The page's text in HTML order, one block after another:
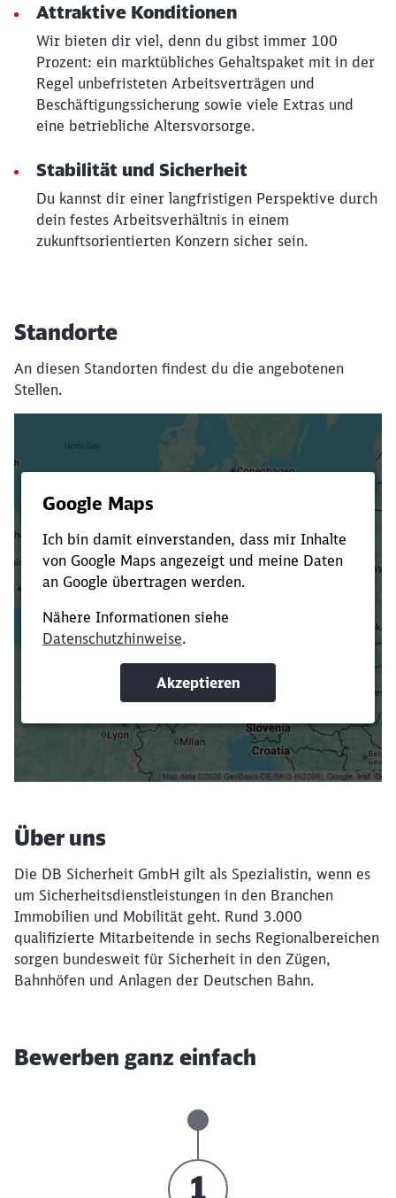
Attraktive Konditionen
Wir bieten dir viel, denn du gibst immer 100
Prozent: ein marktübliches Gehaltspaket mit in der
Regel unbefristeten Arbeitsverträgen und
Beschäftigungssicherung sowie viele Extras und
eine betriebliche Altersvorsorge.
Stabilität und Sicherheit
Du kannst dir einer langfristigen Perspektive durch
dein festes Arbeitsverhältnis in einem
zukunftsorientierten Konzern sicher sein.
Standorte
An diesen Standorten findest du die angebotenen
Stellen.
Verkürze die Ladezeit, indem du Suchbegriffe
oder Filter hinzufügst.
Suchbegriffe eingeben
Filter setzen
Über uns
Die DB Sicherheit GmbH gilt als Spezialistin, wenn es
um Sicherheitsdienstleistungen in den Branchen
Immobilien und Mobilität geht. Rund 3.000
qualifizierte Mitarbeitende in sechs Regionalbereichen
sorgen bundesweit für Sicherheit in den Zügen,
Bahnhöfen und Anlagen der Deutschen Bahn.
Bewerben ganz einfach